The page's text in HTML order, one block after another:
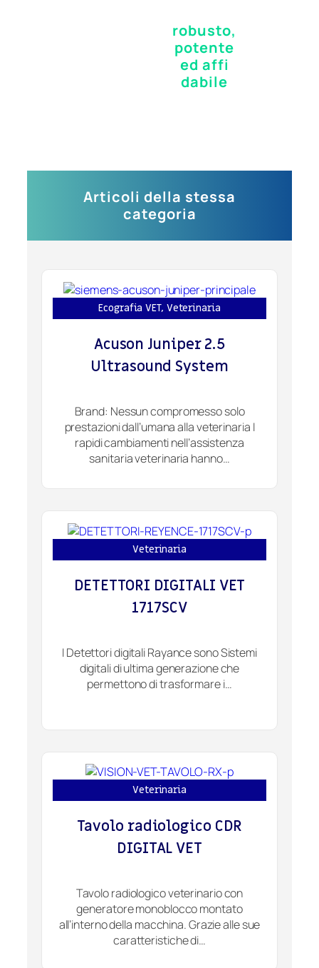
robusto,
potente
ed affi
dabile
Articoli della stessa
categoria
Ecografia VET, Veterinaria
Acuson Juniper 2.5
Ultrasound System
Brand: Nessun compromesso solo
prestazioni dall’umana alla veterinaria I
rapidi cambiamenti nell’assistenza
sanitaria veterinaria hanno…
Veterinaria
DETETTORI DIGITALI VET
1717SCV
I Detettori digitali Rayance sono Sistemi
digitali di ultima generazione che
permettono di trasformare i…
Veterinaria
Tavolo radiologico CDR
DIGITAL VET
Tavolo radiologico veterinario con
generatore monoblocco montato
all’interno della macchina. Grazie alle sue
caratteristiche di…